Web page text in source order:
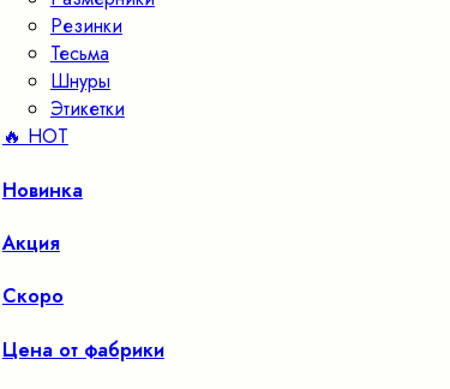
Резинки
Тесьма
Шнуры
Этикетки
🔥 HOT
Новинка
Акция
Скоро
Цена от фабрики